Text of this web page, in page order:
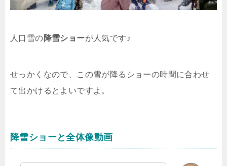
人口雪の降雪ショーが人気です♪
せっかくなので、この雪が降るショーの時間に合わせ
て出かけるとよいですよ。
降雪ショーと全体像動画